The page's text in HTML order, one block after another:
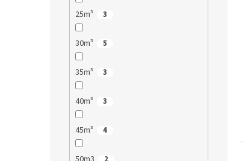
25m³ 3
30m³ 5
35m³ 3
40m³ 3
45m³ 4